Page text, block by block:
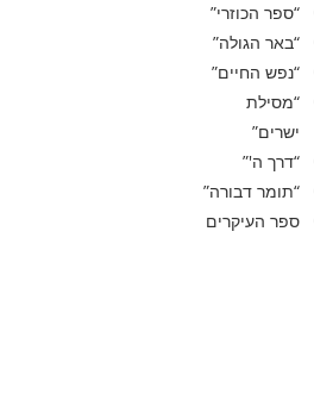
“ספר הכוזרי”
“באר הגולה”
“נפש החיים”
“מסילת
ישרים”
“דרך ה'”
“תומר דבורה”
ספר העיקרים